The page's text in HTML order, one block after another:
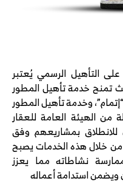
التأهيل الرسمي يُعتبر
تمنح خدمة تأهيل المطور
وخدمة تأهيل المطور
من الهيئة العامة للعقار
للانطلاق بمشاريعهم وفق
من خلال هذه الخدمات يصبح
نشاطاته مما يعزز
ويضمن استدامة أعماله